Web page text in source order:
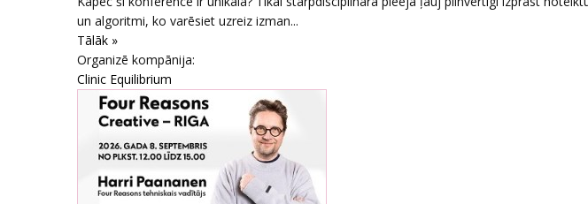
un algoritmi, ko varēsiet uzreiz izman...
Tālāk »
Organizē kompānija:
Clinic Equilibrium